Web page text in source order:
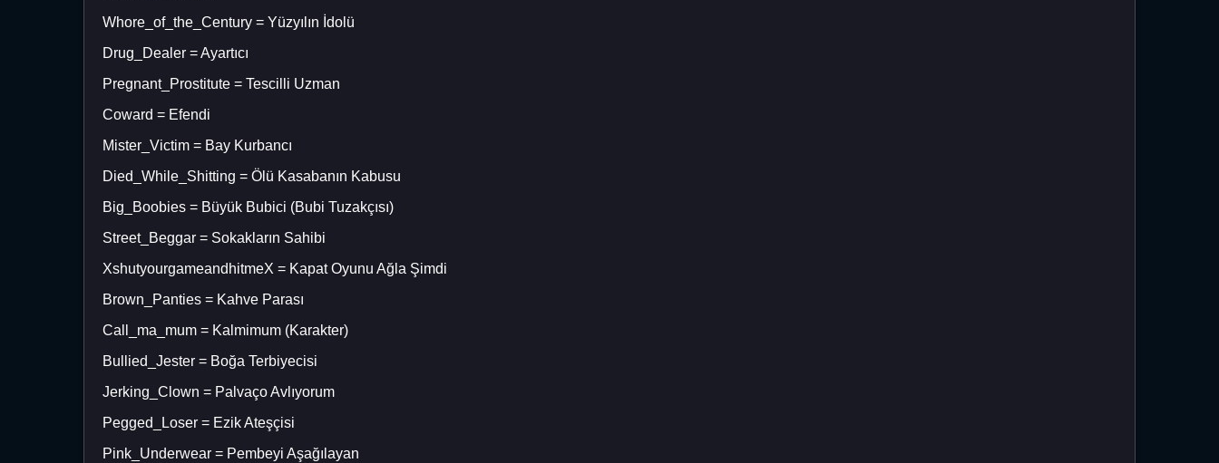
Whore_of_the_Century = Yüzyılın İdolü
Drug_Dealer = Ayartıcı
Pregnant_Prostitute = Tescilli Uzman
Coward = Efendi
Mister_Victim = Bay Kurbancı
Died_While_Shitting = Ölü Kasabanın Kabusu
Big_Boobies = Büyük Bubici (Bubi Tuzakçısı)
Street_Beggar = Sokakların Sahibi
XshutyourgameandhitmeX = Kapat Oyunu Ağla Şimdi
Brown_Panties = Kahve Parası
Call_ma_mum = Kalmimum (Karakter)
Bullied_Jester = Boğa Terbiyecisi
Jerking_Clown = Palvaço Avlıyorum
Pegged_Loser = Ezik Ateşçisi
Pink_Underwear = Pembeyi Aşağılayan